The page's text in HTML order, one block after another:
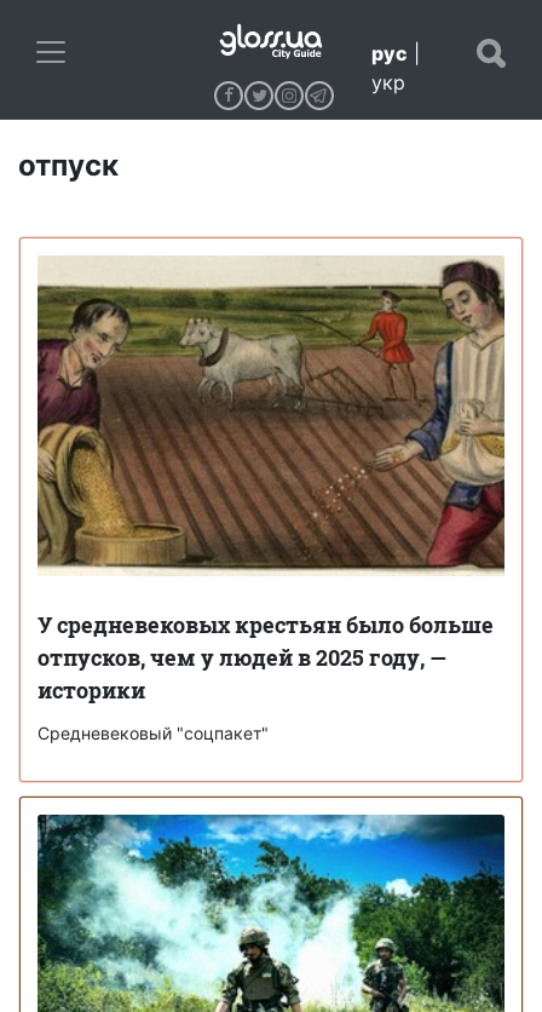
рус
укр
отпуск
У средневековых крестьян было больше
отпусков, чем у людей в 2025 году, —
историки
Средневековый "соцпакет"